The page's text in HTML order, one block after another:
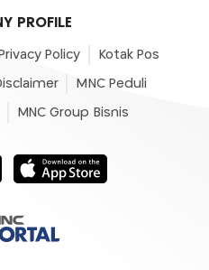
PROFILE
Privacy Policy Kotak Pos
MNC Peduli
MNC Group Bisnis